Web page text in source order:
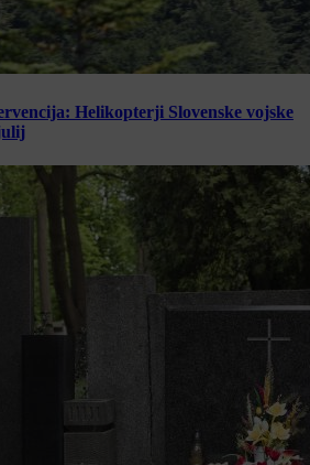
Helikopterji Slovenske vojske